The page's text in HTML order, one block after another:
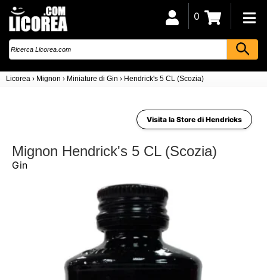
Licorea › Mignon › Miniature di Gin › Hendrick's 5 CL (Scozia)
0
Visita la Store di Hendricks
Mignon Hendrick's 5 CL (Scozia)
Gin